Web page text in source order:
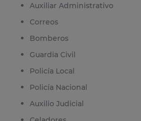
Auxiliar Administrativo
Correos
Bomberos
Guardia Civil
Policía Local
Policía Nacional
Auxilio Judicial